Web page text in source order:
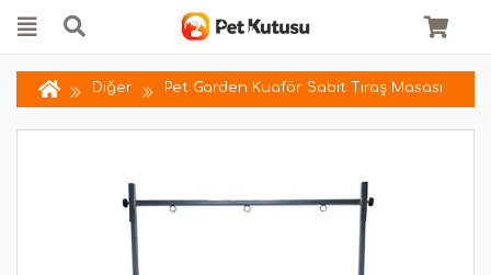
Diğer Pet Garden Kuaför Sabit Tıraş Masası